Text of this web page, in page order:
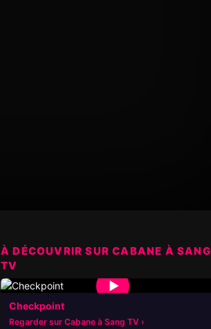
À DÉCOUVRIR SUR CABANE À SANG
TV
▶
Checkpoint
Regarder sur Cabane à Sang TV